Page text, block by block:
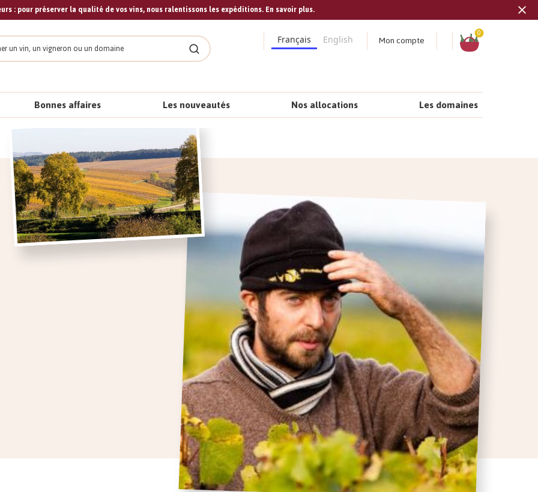
: pour préserver la qualité de vos vins, nous ralentissons les expéditions. En savoir plus.
Rechercher
Français English Mon compte
Panier
0
Bonnes affaires Les nouveautés Nos allocations Les domaines